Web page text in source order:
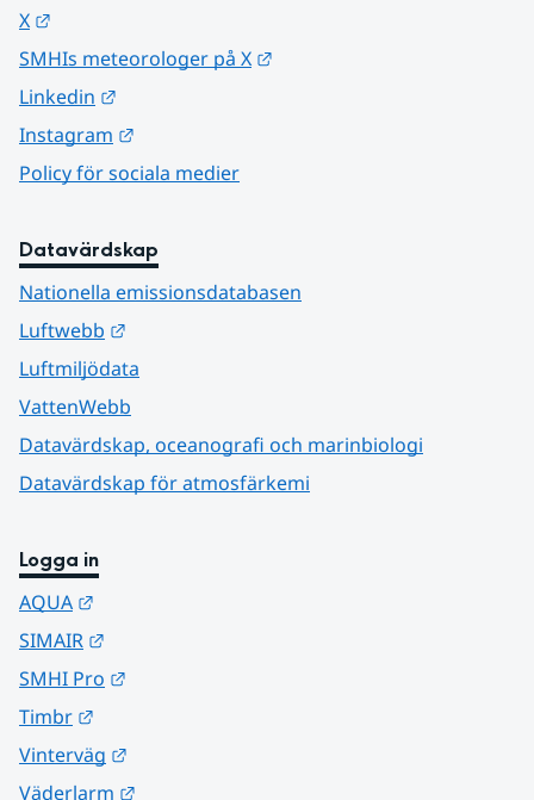
X
SMHIs meteorologer på X
Linkedin
Instagram
Policy för sociala medier
Datavärdskap
Nationella emissionsdatabasen
Luftwebb
Luftmiljödata
VattenWebb
Datavärdskap, oceanografi och marinbiologi
Datavärdskap för atmosfärkemi
Logga in
AQUA
SIMAIR
SMHI Pro
Timbr
Vinterväg
Väderlarm